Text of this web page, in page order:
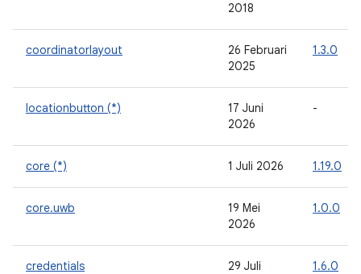
2018
coordinatorlayout
26 Februari
2025
1.3.0
locationbutton (*)
17 Juni
2026
-
core (*) 1 Juli 2026 1.19.0
core.uwb
19 Mei
2026
1.0.0
credentials
29 Juli
1.6.0